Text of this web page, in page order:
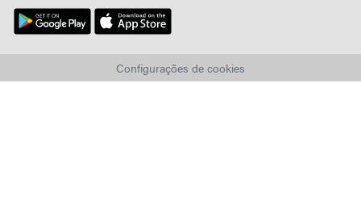
Configurações de cookies